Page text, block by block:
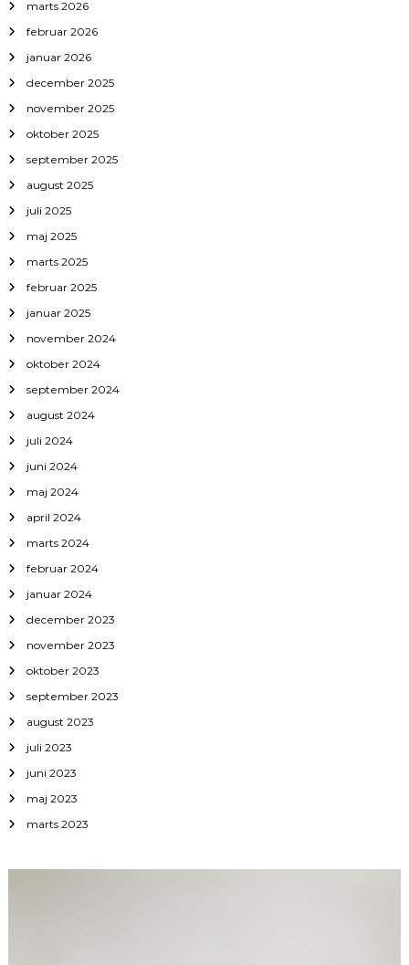
d
l
æ
g
marts 2026
februar 2026
januar 2026
december 2025
november 2025
oktober 2025
september 2025
august 2025
juli 2025
maj 2025
marts 2025
februar 2025
januar 2025
november 2024
oktober 2024
september 2024
august 2024
juli 2024
juni 2024
maj 2024
april 2024
marts 2024
februar 2024
januar 2024
december 2023
november 2023
oktober 2023
september 2023
august 2023
juli 2023
juni 2023
maj 2023
marts 2023